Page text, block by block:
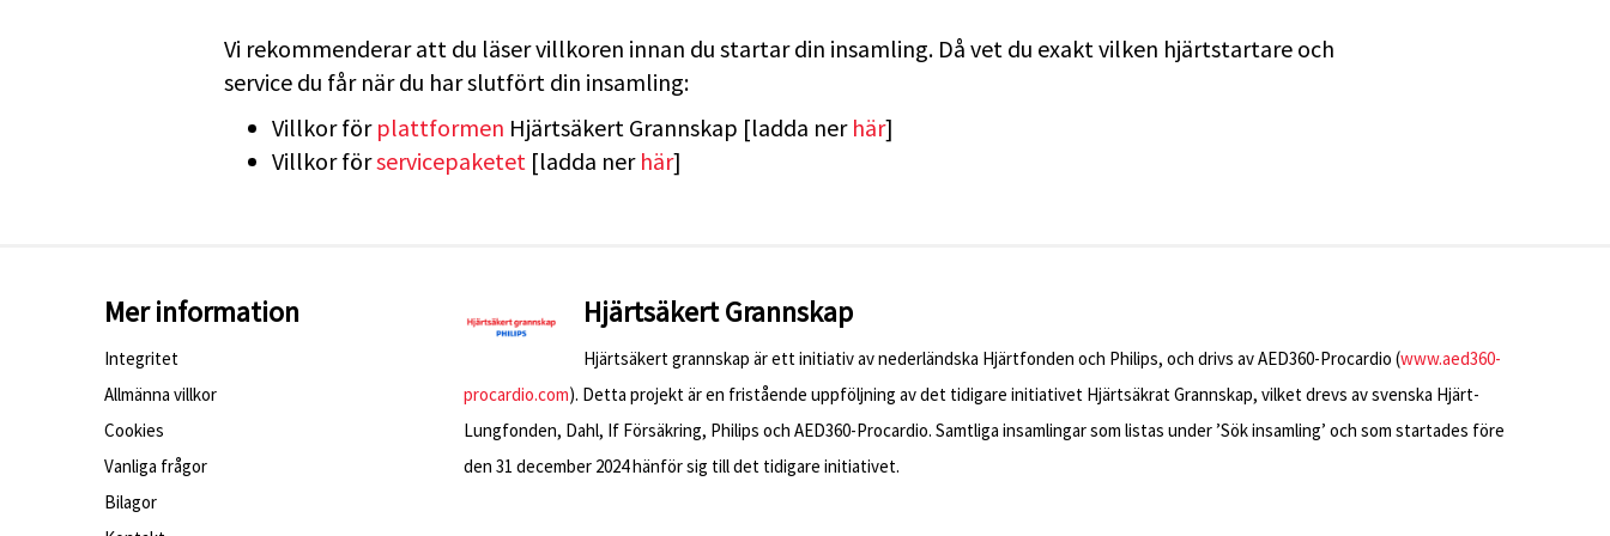
Vi rekommenderar att du läser villkoren innan du startar din insamling. Då vet du exakt vilken hjärtstartare och
service du får när du har slutfört din insamling:
Villkor för plattformen Hjärtsäkert Grannskap [ladda ner här]
Villkor förservicepaketet [ladda ner här]
Mer information
Integritet
Allmänna villkor
Cookies
Vanliga frågor
Bilagor
Hjärtsäkert Grannskap
Hjärtsäkert grannskap är ett initiativ av nederländska Hjärtfonden och Philips, och drivs av AED360-Procardio (www.aed360-
procardio.com). Detta projekt är en fristående uppföljning av det tidigare initiativet Hjärtsäkrat Grannskap, vilket drevs av svenska Hjärt-
Lungfonden, Dahl, If Försäkring, Philips och AED360-Procardio. Samtliga insamlingar som listas under ’Sök insamling’ och som startades före
den 31 december 2024 hänför sig till det tidigare initiativet.